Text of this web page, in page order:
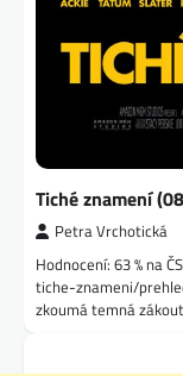
Tiché znamení
Petra Vrchotická
Hodnocení: 63 % na
tiche-znameni/
zkoumá temná